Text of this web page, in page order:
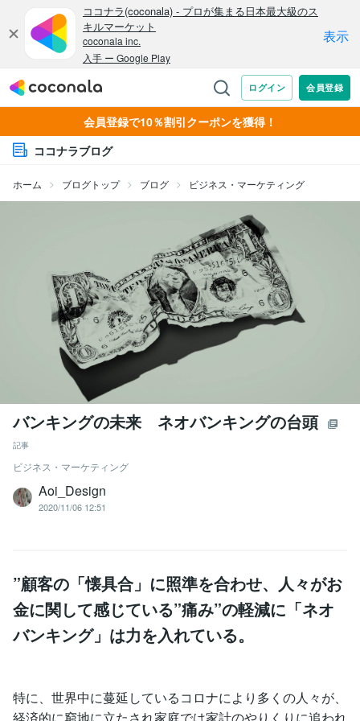
会員登録で10％割引クーポンを獲得！
ココナラブログ
ホーム ブログトップ ブログ ビジネス・マーケティング
バンキングの未来 ネオバンキングの台頭
記事
ビジネス・マーケティング
Aoi_Design
2020/11/06 12:51
”顧客の「懐具合」に照準を合わせ、人々がお
金に関して感じている”痛み”の軽減に「ネオ
バンキング」は力を入れている。
特に、世界中に蔓延しているコロナにより多くの人々が、
経済的に窮地に立たされ家庭では家計のやりくりに追われ